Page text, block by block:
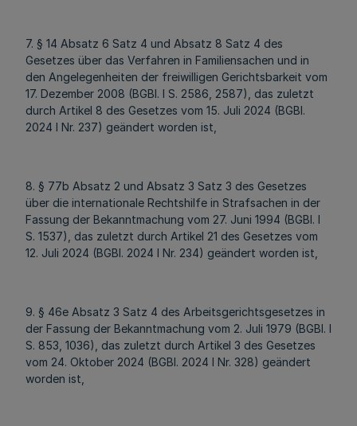
7. § 14 Absatz 6 Satz 4 und Absatz 8 Satz 4 des
Gesetzes über das Verfahren in Familiensachen und in
den Angelegenheiten der freiwilligen Gerichtsbarkeit vom
17. Dezember 2008 (BGBl. I S. 2586, 2587), das zuletzt
durch Artikel 8 des Gesetzes vom 15. Juli 2024 (BGBl.
2024 I Nr. 237) geändert worden ist,
8. § 77b Absatz 2 und Absatz 3 Satz 3 des Gesetzes
über die internationale Rechtshilfe in Strafsachen in der
Fassung der Bekanntmachung vom 27. Juni 1994 (BGBl. I
S. 1537), das zuletzt durch Artikel 21 des Gesetzes vom
12. Juli 2024 (BGBl. 2024 I Nr. 234) geändert worden ist,
9. § 46e Absatz 3 Satz 4 des Arbeitsgerichtsgesetzes in
der Fassung der Bekanntmachung vom 2. Juli 1979 (BGBl. I
S. 853, 1036), das zuletzt durch Artikel 3 des Gesetzes
vom 24. Oktober 2024 (BGBl. 2024 I Nr. 328) geändert
worden ist,